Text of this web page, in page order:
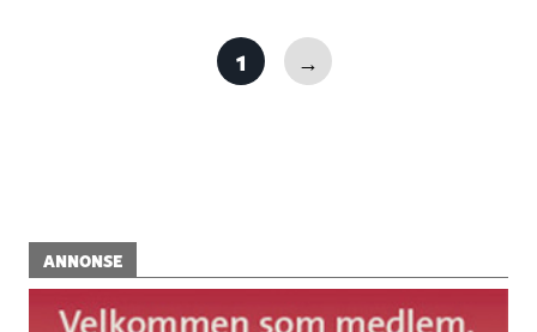
1 →
ANNONSE